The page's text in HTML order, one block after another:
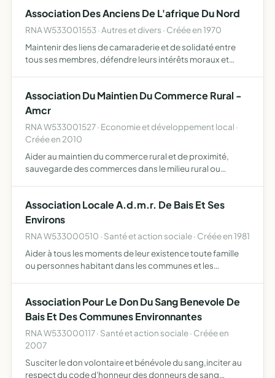
Association Des Anciens De L'afrique Du Nord
RNA W533001553 · Autres et divers · Créée en 1970
Maintenir des liens de camaraderie et de solidaté entre
tous ses membres, défendre leurs intérêts moraux et
Association Du Maintien Du Commerce Rural -
Amcr
RNA W533001527 · Economie et développement local ·
Créée en 2010
Aider au maintien du commerce rural et de proximité,
sauvegarde des commerces dans le milieu rural ou
administratives. Apporter notre soutie…
Association Locale A.d.m.r. De Bais Et Ses
Environs
RNA W533000510 · Santé et action sociale · Créée en 1981
Aider à tous les moments de leur existence toute famille
ou personnes habitant dans les communes et les
plusieurs br…
Association Pour Le Don Du Sang Benevole De
Bais Et Des Communes Environnantes
RNA W533000117 · Santé et action sociale · Créée en
2007
Susciter le don volontaire et bénévole du sang,inciter au
respect du code d'honneur des donneurs de sang